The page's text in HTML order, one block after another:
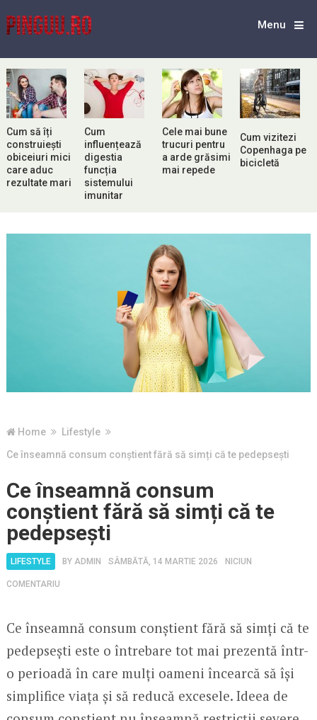
Menu
Cum să îți
construiești
obiceiuri mici
care aduc
rezultate mari
Cum
influențează
digestia
funcția
sistemului
imunitar
Cele mai bune
trucuri pentru
a arde grăsimi
mai repede
Cum vizitezi
Copenhaga pe
bicicletă
Home
Lifestyle
Ce înseamnă consum conștient fără să simți că te pedepsești
Ce înseamnă consum
conștient fără să simți că te
pedepsești
LIFESTYLE BY ADMIN SÂMBĂTĂ, 14 MARTIE 2026 NICIUN
COMENTARIU
Ce înseamnă consum conștient fără să simți că te
pedepsești este o întrebare tot mai prezentă într-
o perioadă în care mulți oameni încearcă să își
simplifice viața și să reducă excesele. Ideea de